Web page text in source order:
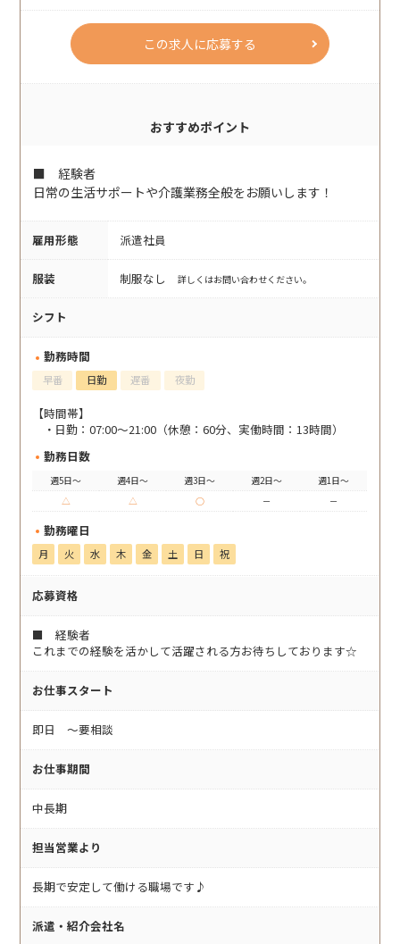
この求人に応募する
おすすめポイント
■ 経験者
日常の生活サポートや介護業務全般をお願いします！
雇用形態 派遣社員
服装 制服なし 詳しくはお問い合わせください。
シフト
勤務時間
早番 日勤 遅番 夜勤
【時間帯】
日勤：07:00～21:00（休憩：60分、実働時間：13時間）
勤務日数
週5日～ 週4日～ 週3日～ 週2日～
週1日～
△
△ ○ － －
勤務曜日
月 火 水 木 金 土 日 祝
応募資格
■ 経験者
これまでの経験を活かして活躍される方お待ちしております☆
お仕事スタート
即日 〜要相談
お仕事期間
中長期
担当営業より
長期で安定して働ける職場です♪
派遣・紹介会社名